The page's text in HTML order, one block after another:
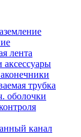
лента
трубка
оболочки
канал